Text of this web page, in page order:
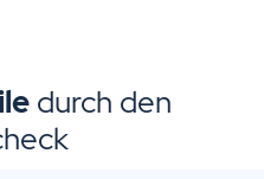
durch den